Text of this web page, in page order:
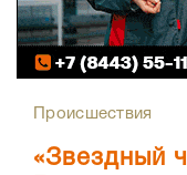
Происшествия
«Звездный